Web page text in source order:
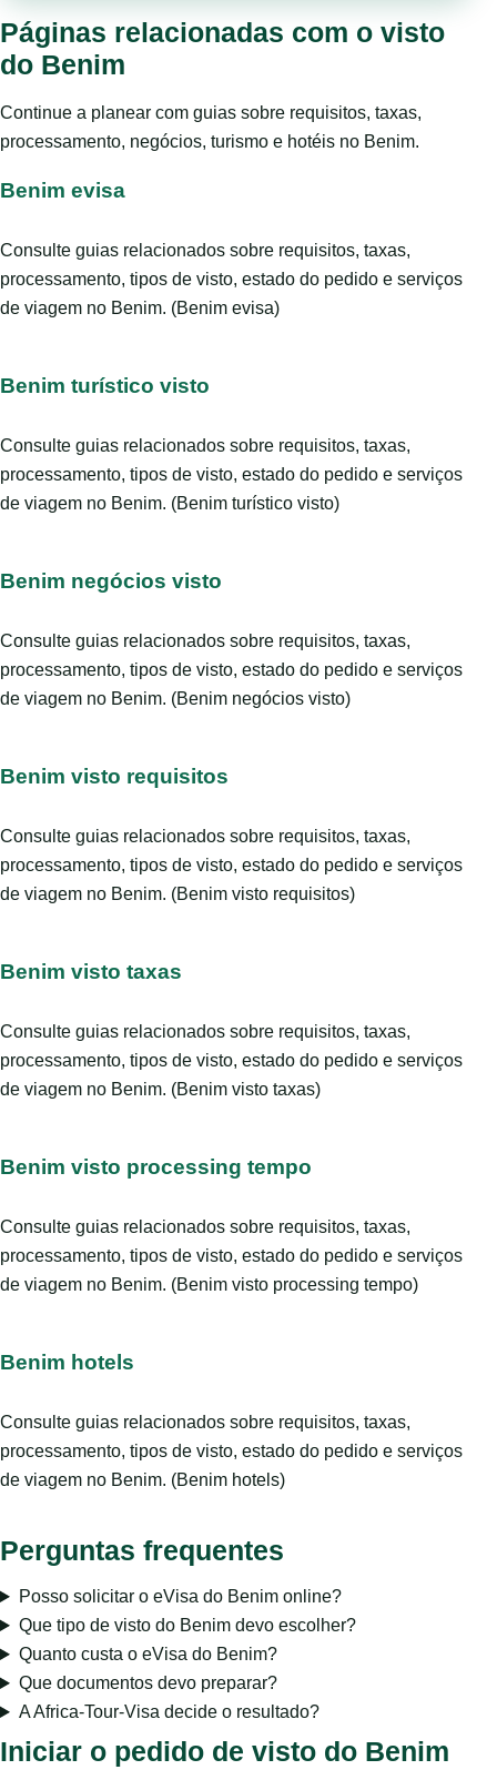
Páginas relacionadas com o visto
do Benim
Continue a planear com guias sobre requisitos, taxas,
processamento, negócios, turismo e hotéis no Benim.
Benim evisa
Consulte guias relacionados sobre requisitos, taxas,
processamento, tipos de visto, estado do pedido e serviços
de viagem no Benim. (Benim evisa)
Benim turístico visto
Consulte guias relacionados sobre requisitos, taxas,
processamento, tipos de visto, estado do pedido e serviços
de viagem no Benim. (Benim turístico visto)
Benim negócios visto
Consulte guias relacionados sobre requisitos, taxas,
processamento, tipos de visto, estado do pedido e serviços
de viagem no Benim. (Benim negócios visto)
Benim visto requisitos
Consulte guias relacionados sobre requisitos, taxas,
processamento, tipos de visto, estado do pedido e serviços
de viagem no Benim. (Benim visto requisitos)
Benim visto taxas
Consulte guias relacionados sobre requisitos, taxas,
processamento, tipos de visto, estado do pedido e serviços
de viagem no Benim. (Benim visto taxas)
Benim visto processing tempo
Consulte guias relacionados sobre requisitos, taxas,
processamento, tipos de visto, estado do pedido e serviços
de viagem no Benim. (Benim visto processing tempo)
Benim hotels
Consulte guias relacionados sobre requisitos, taxas,
processamento, tipos de visto, estado do pedido e serviços
de viagem no Benim. (Benim hotels)
Perguntas frequentes
Posso solicitar o eVisa do Benim online?
Que tipo de visto do Benim devo escolher?
Quanto custa o eVisa do Benim?
Que documentos devo preparar?
A Africa-Tour-Visa decide o resultado?
Iniciar o pedido de visto do Benim